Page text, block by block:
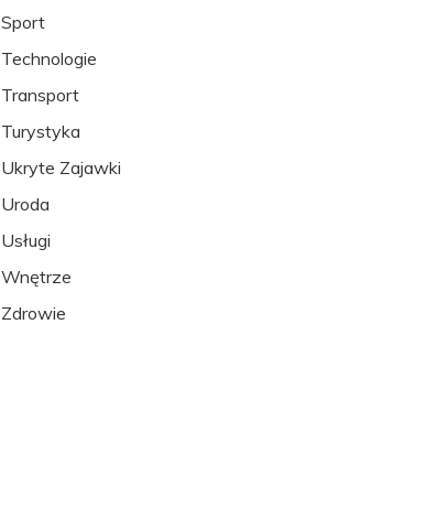
Sport
Technologie
Transport
Turystyka
Ukryte Zajawki
Uroda
Usługi
Wnętrze
Zdrowie